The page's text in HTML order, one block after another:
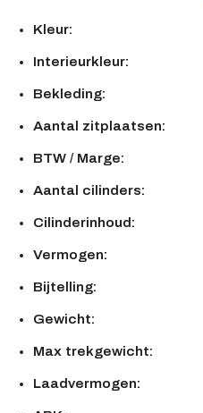
Kleur:
Interieurkleur:
Bekleding:
Aantal zitplaatsen:
BTW / Marge:
Aantal cilinders:
Cilinderinhoud:
Vermogen:
Bijtelling:
Gewicht:
Max trekgewicht:
Laadvermogen: